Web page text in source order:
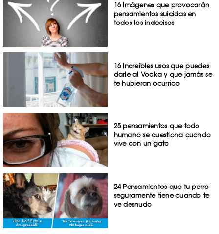
16 Imágenes que provocarán
pensamientos suicidas en
todos los indecisos
16 Increíbles usos que puedes
darle al Vodka y que jamás se
te hubieran ocurrido
25 pensamientos que todo
humano se cuestiona cuando
vive con un gato
24 Pensamientos que tu perro
seguramente tiene cuando te
ve desnudo